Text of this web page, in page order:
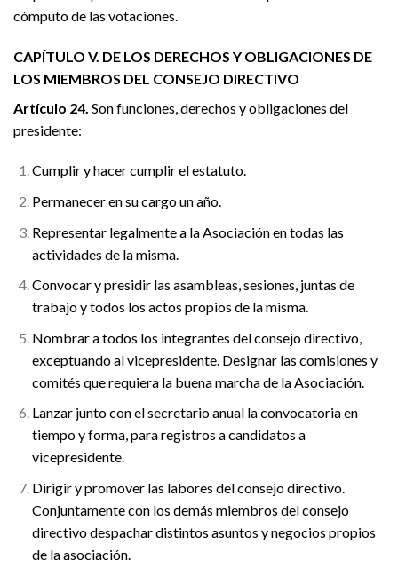
cómputo de las votaciones.
CAPÍTULO V. DE LOS DERECHOS Y OBLIGACIONES DE
LOS MIEMBROS DEL CONSEJO DIRECTIVO
Artículo 24. Son funciones, derechos y obligaciones del
presidente:
Cumplir y hacer cumplir el estatuto.
Permanecer en su cargo un año.
Representar legalmente a la Asociación en todas las
actividades de la misma.
Convocar y presidir las asambleas, sesiones, juntas de
trabajo y todos los actos propios de la misma.
Nombrar a todos los integrantes del consejo directivo,
exceptuando al vicepresidente. Designar las comisiones y
comités que requiera la buena marcha de la Asociación.
Lanzar junto con el secretario anual la convocatoria en
tiempo y forma, para registros a candidatos a
vicepresidente.
Dirigir y promover las labores del consejo directivo.
Conjuntamente con los demás miembros del consejo
directivo despachar distintos asuntos y negocios propios
de la asociación.